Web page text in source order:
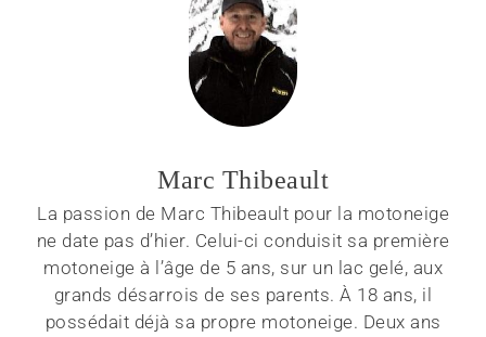
Marc Thibeault
La passion de Marc Thibeault pour la motoneige
ne date pas d’hier. Celui-ci conduisit sa première
motoneige à l’âge de 5 ans, sur un lac gelé, aux
grands désarrois de ses parents. À 18 ans, il
possédait déjà sa propre motoneige. Deux ans